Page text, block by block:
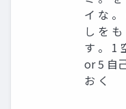
イ な
し を
す 。 1
or 5 自
お く